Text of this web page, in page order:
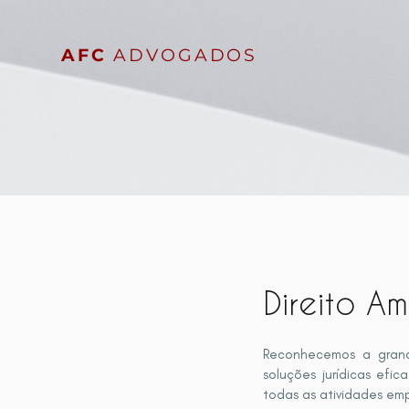
AFC ADVOGADOS
Direito
Reconhecemos a
soluções jurídicas
todas as atividades